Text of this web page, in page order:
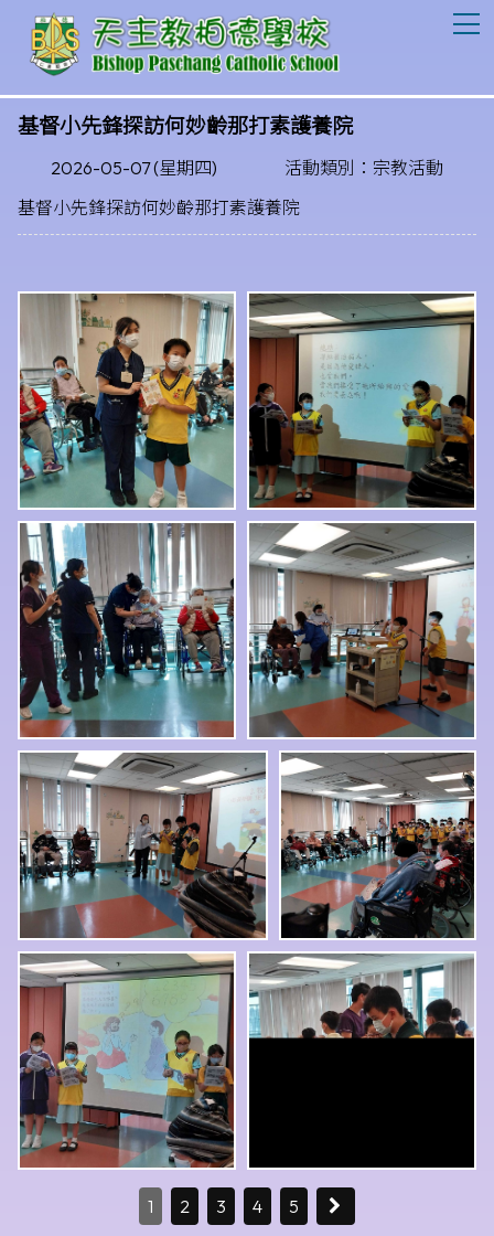
基督小先鋒探訪何妙齡那打素護養院
2026-05-07 (星期四)
活動類別：宗教活動
基督小先鋒探訪何妙齡那打素護養院
1 2 3 4 5